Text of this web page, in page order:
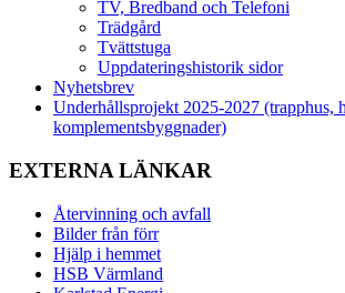
TV, Bredband och Telefoni
Trädgård
Tvättstuga
Uppdateringshistorik sidor
Nyhetsbrev
Underhållsprojekt 2025-2027 (trapphus,
komplementsbyggnader)
EXTERNA LÄNKAR
Återvinning och avfall
Bilder från förr
Hjälp i hemmet
HSB Värmland